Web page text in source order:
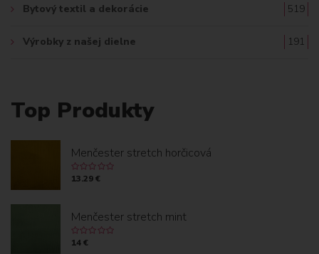
Bytový textil a dekorácie 519
Výrobky z našej dielne 191
Top Produkty
Menčester stretch horčicová
13.29 €
Menčester stretch mint
14 €